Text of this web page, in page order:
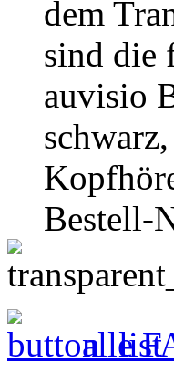
dem
sind die
auvisio
Bestell-
alle